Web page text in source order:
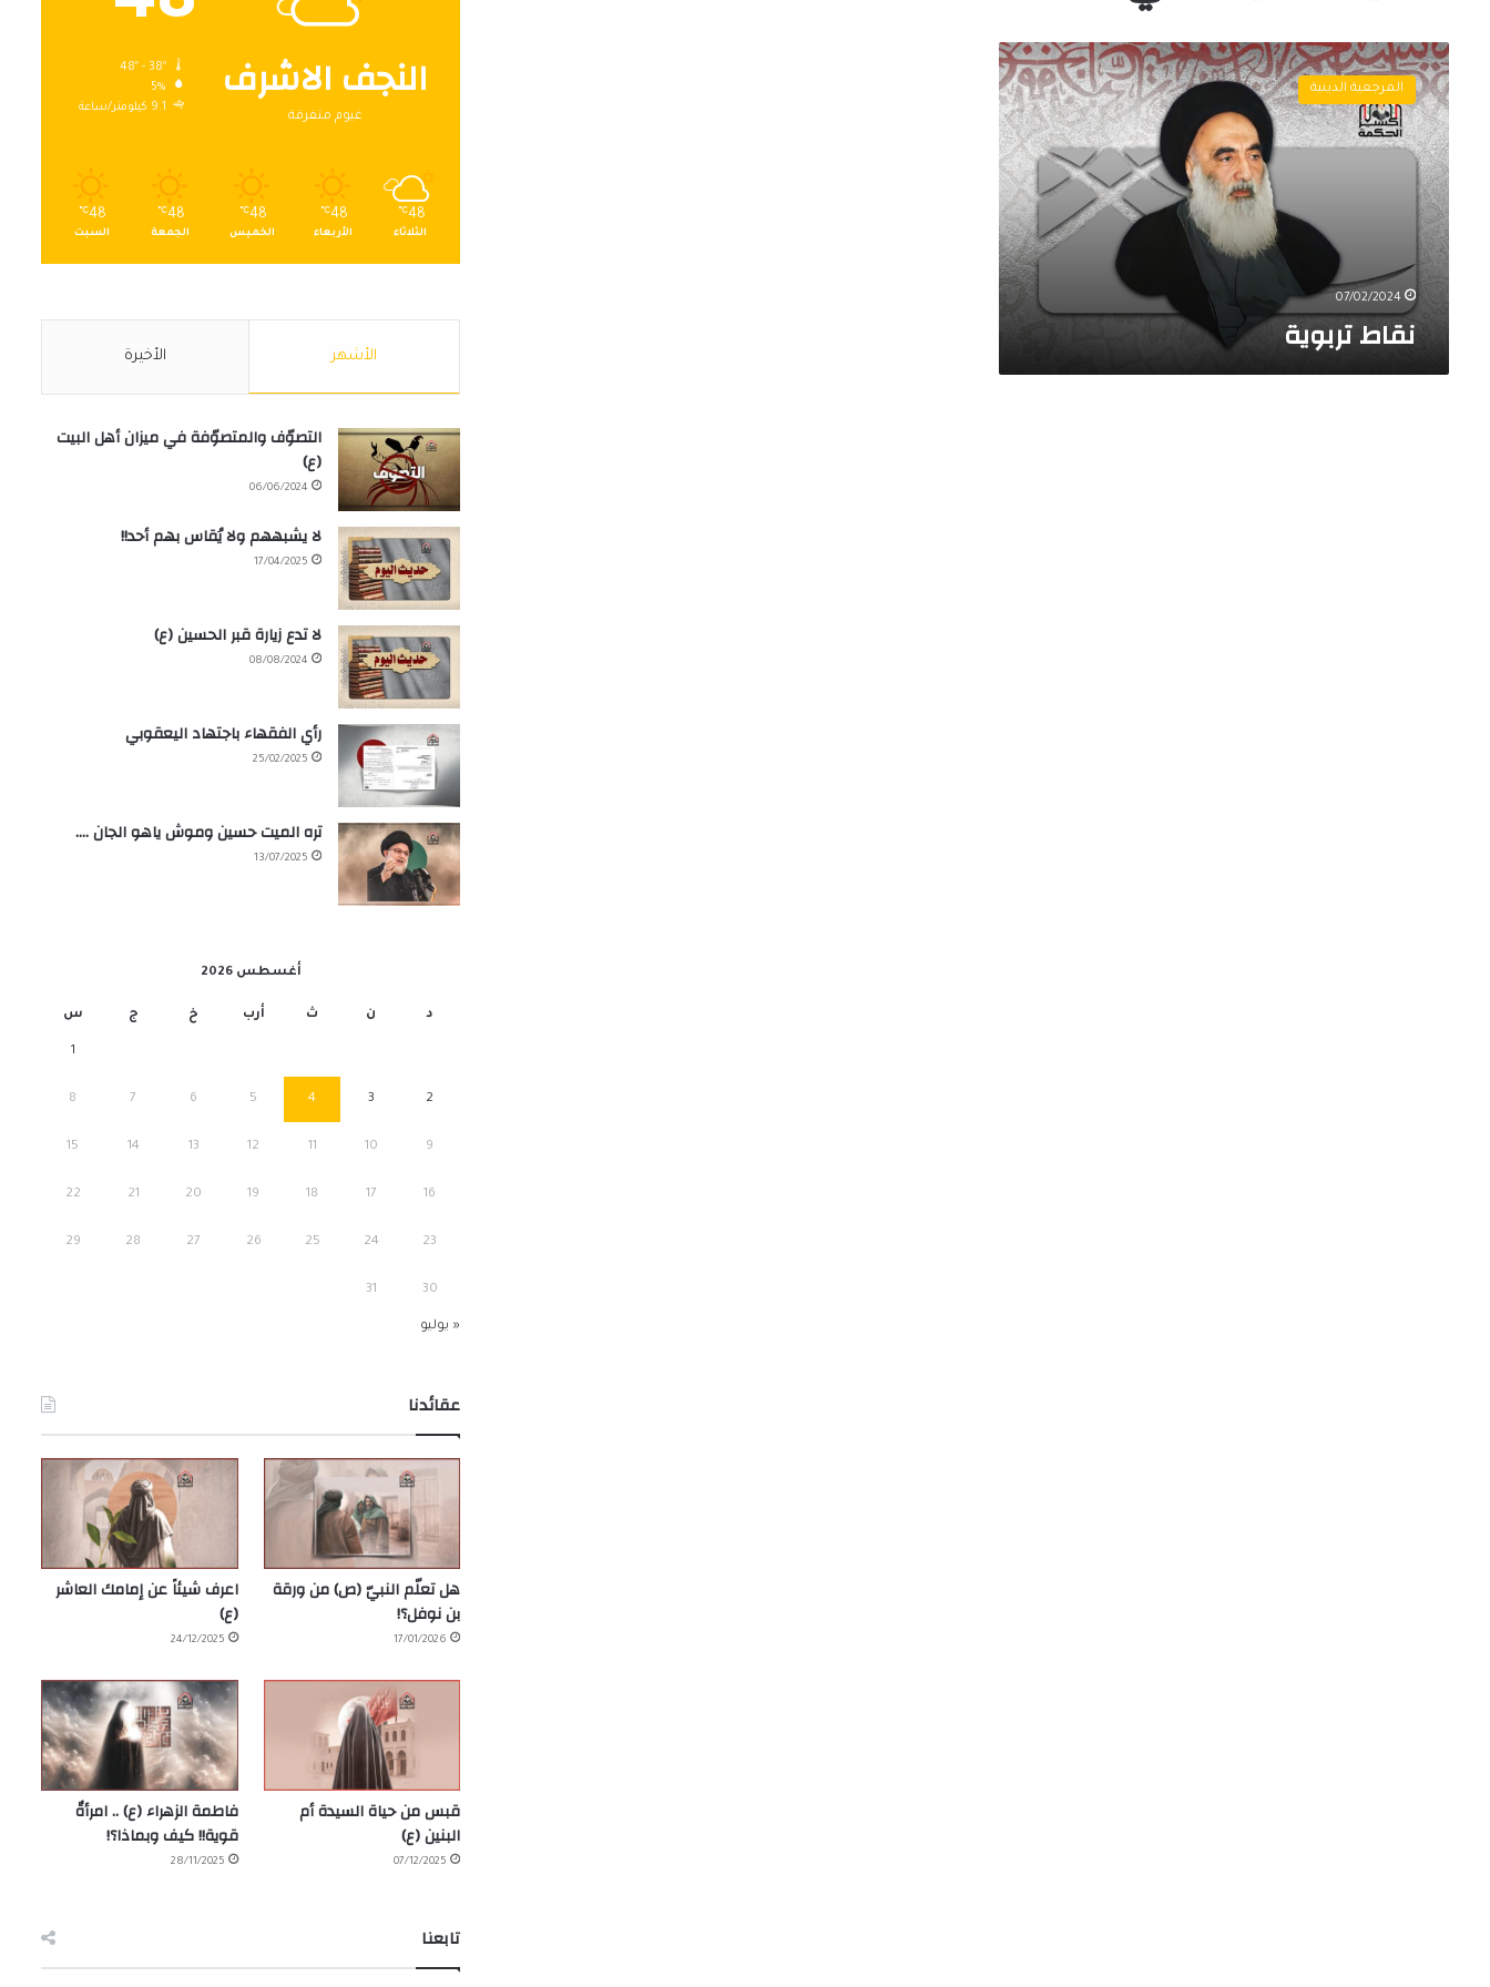
ن
ق
ا
ط
ت
ر
ب
و
ي
ة
المرجعية الدينية
07/02/2024
نقاط تربوية
النجف الاشرف
غيوم متفرقة
5%
9.1 كيلومتر/ساعة
48
℃
الثلاثاء
48
℃
الأربعاء
48
℃
الخميس
48
℃
الجمعة
48
℃
السبت
الأشهر الأخيرة
التصوّف والمتصوّفة في ميزان أهل البيت
(ع)
06/06/2024
لا يشبههم ولا يُقاس بهم أحد!!
17/04/2025
لا تدع زيارة قبر الحسين (ع)
08/08/2024
رأي الفقهاء باجتهاد اليعقوبي
25/02/2025
تره الميت حسين وموش ياهو الجان ….
13/07/2025
أغسطس 2026
د ن ث أرب خ ج س
1
2
3
4
5
6
7
8
9
10
11
12
13
14
15
16
17
18
19
20
21
22
23
24
25
26
27
28
29
30
31
« يوليو
عقائدنا
هل تعلّم النبيّ (ص) من ورقة
بن نوفل؟!
17/01/2026
اعرف شيئاً عن إمامك العاشر
(ع)
24/12/2025
قبس من حياة السيدة أم
البنين (ع)
07/12/2025
فاطمة الزهراء (ع) .. امرأةٌ
قوية!! كيف وبماذا؟!
28/11/2025
تابعنا